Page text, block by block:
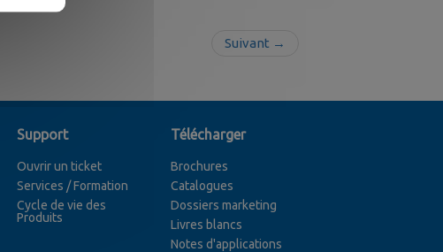
Suivant →
Support
Ouvrir un ticket
Services / Formation
Cycle de vie des
Produits
Télécharger
Brochures
Catalogues
Dossiers marketing
Livres blancs
Notes d'applications